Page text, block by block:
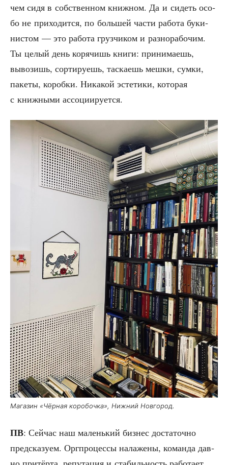
чем сидя в соб­ствен­ном книж­ном. Да и сидеть осо­
бо не при­хо­дит­ся, по боль­шей части рабо­та буки­
ни­стом — это рабо­та груз­чи­ком и раз­но­ра­бо­чим.
Ты целый день коря­чишь кни­ги: при­ни­ма­ешь,
выво­зишь, сор­ти­ру­ешь, тас­ка­ешь меш­ки, сум­ки,
паке­ты, короб­ки. Ника­кой эсте­ти­ки, кото­рая
с книж­ны­ми ассоциируется.
Мага­зин «Чёр­ная коро­боч­ка», Ниж­ний Новгород.
ПВ: Сей­час наш малень­кий биз­нес доста­точ­но
пред­ска­зу­ем. Орг­про­цес­сы нала­же­ны, коман­да дав­